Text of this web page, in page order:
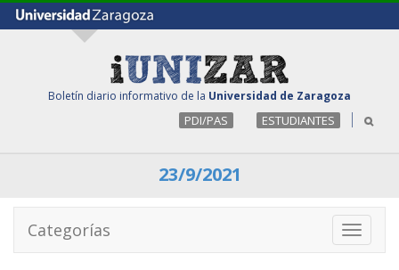
Boletín diario informativo de la Universidad de Zaragoza
PDI/PAS ESTUDIANTES
23/9/2021
Toggle
Categorías